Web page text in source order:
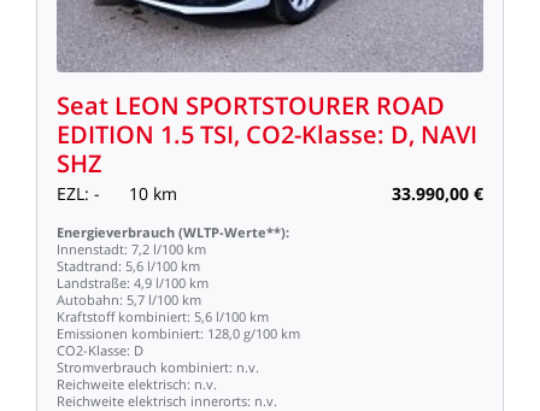
Seat LEON SPORTSTOURER ROAD
EDITION 1.5TSI, CO2-Klasse: D, NAVI
SHZ
EZL: - 10 km 33.990,00 €
Energieverbrauch (WLTP-Werte**):
Innenstadt: 7,2 l/100 km
Stadtrand: 5,6 l/100 km
Landstraße: 4,9 l/100 km
Autobahn: 5,7 l/100 km
Kraftstoff kombiniert: 5,6 l/100 km
Emissionen kombiniert: 128,0 g/100 km
CO2-Klasse: D
Stromverbrauch kombiniert: n.v.
Reichweite elektrisch: n.v.
Reichweite elektrisch innerorts: n.v.